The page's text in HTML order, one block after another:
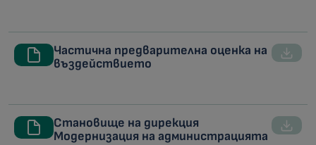
Частична предварителна оценка на
въздействието
Становище на дирекция
Модернизация на администрацията